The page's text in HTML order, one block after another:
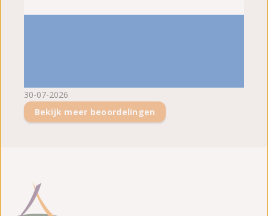
30-07-2026
Bekijk meer beoordelingen